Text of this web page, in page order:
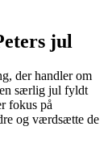
jul
der handler om
en særlig jul fyldt
fokus på
og værdsætte de